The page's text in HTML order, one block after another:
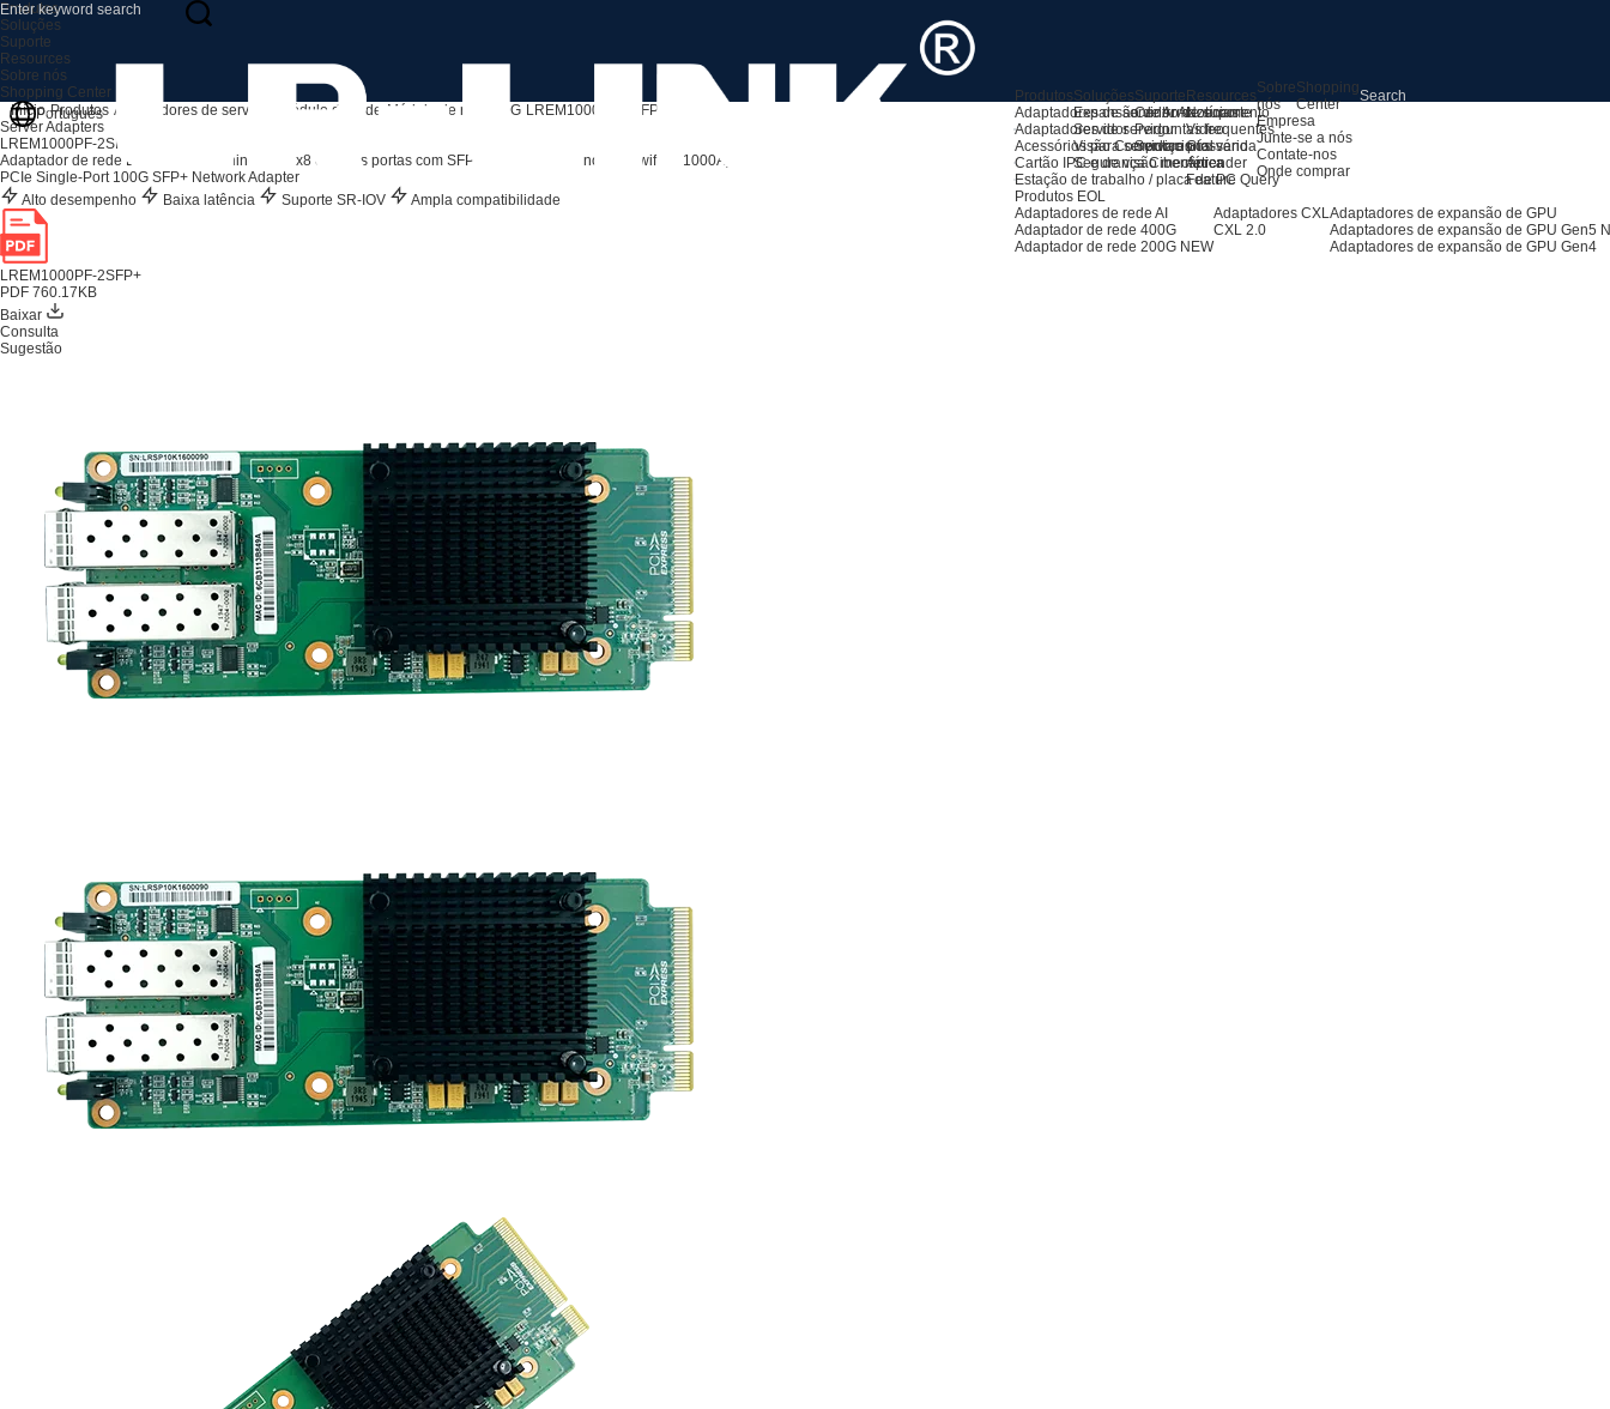
Produtos
Adaptadores de servidor AI
Adaptadores de servidor
Acessórios para servidores
Cartão IPC e de visão mecânica
Estação de trabalho / placa de PC
Produtos EOL
Adaptadores de rede AI
Adaptador de rede 400G
Adaptador de rede 200G NEW
Adaptadores CXL
CXL 2.0
Adaptadores de expansão de GPU
Adaptadores de expansão de GPU Gen5
Adaptadores de expansão de GPU Gen4
Soluções
Expansão de Armazenamento
Servidor
Visão Computacional
Segurança Cibernética
Suporte
Centro de suporte
Perguntas frequentes
Serviço pós-venda
Resources
Notícias
Video
Glossário
Aprender
Feature Query
Sobre
nós
Empresa
Junte-se a nós
Contate-nos
Onde comprar
Shopping
Center
Produtos
Soluções
Suporte
Resources
Sobre nós
Shopping Center
Português
Início Produtos Adaptadores de servidor Módulo de rede Módulo de rede 10G LREM1000PF-2SFP+
Server Adapters
LREM1000PF-2SFP+
Adaptador de rede Ethernet Mezzanine PCIe x8 de duas portas com SFP+ 10G (baseado no Net-swift SP1000A)
PCIe Single-Port 100G SFP+ Network Adapter
Alto desempenho
Baixa latência Suporte SR-IOV Ampla compatibilidade
LREM1000PF-2SFP+
PDF 760.17KB
Baixar
Consulta
Sugestão